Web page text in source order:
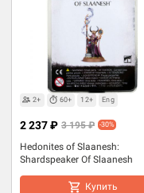
2+ 60+ 12+ Eng
Hedonites of Slaanesh:
Shardspeaker Of Slaanesh
2 237 ₽ 3 195 ₽ -30%
Купить